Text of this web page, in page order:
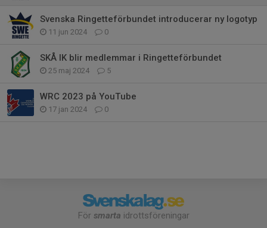
Svenska Ringetteförbundet introducerar ny logotyp
11 jun 2024 0
SKÅ IK blir medlemmar i Ringetteförbundet
25 maj 2024 5
WRC 2023 på YouTube
17 jan 2024 0
För smarta idrottsföreningar